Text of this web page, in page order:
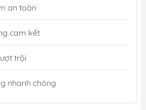
an toàn
cam kết
trội
nhanh chóng